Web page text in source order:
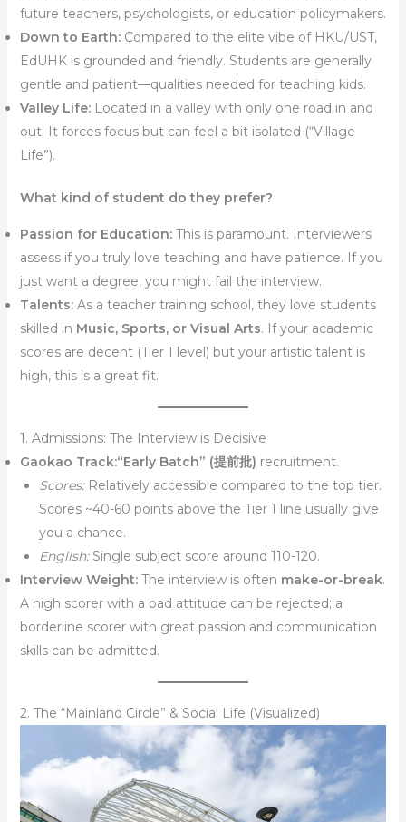
future teachers, psychologists, or education policymakers.
Down to Earth:Compared to the elite vibe of HKU/UST,
EdUHK is grounded and friendly. Students are generally
gentle and patient—qualities needed for teaching kids.
Valley Life:Located in a valley with only one road in and
out. It forces focus but can feel a bit isolated (“Village
Life”).
What kind of student do they prefer?
Passion for Education:This is paramount. Interviewers
assess if you truly love teaching and have patience. If you
just want a degree, you might fail the interview.
Talents:As a teacher training school, they love students
skilled in Music, Sports, or Visual Arts. If your academic
scores are decent (Tier 1 level) but your artistic talent is
high, this is a great fit.
1. Admissions: The Interview is Decisive
Gaokao Track:“Early Batch” (提前批) recruitment.
Scores:Relatively accessible compared to the top tier.
Scores ~40-60 points above the Tier 1 line usually give
you a chance.
English:Single subject score around 110-120.
Interview Weight:The interview is often make-or-break.
A high scorer with a bad attitude can be rejected; a
borderline scorer with great passion and communication
skills can be admitted.
2. The “Mainland Circle” & Social Life (Visualized)